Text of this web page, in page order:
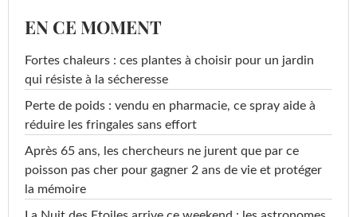
EN CE MOMENT
Fortes chaleurs : ces plantes à choisir pour un jardin
qui résiste à la sécheresse
Perte de poids : vendu en pharmacie, ce spray aide à
réduire les fringales sans effort
Après 65 ans, les chercheurs ne jurent que par ce
poisson pas cher pour gagner 2 ans de vie et protéger
la mémoire